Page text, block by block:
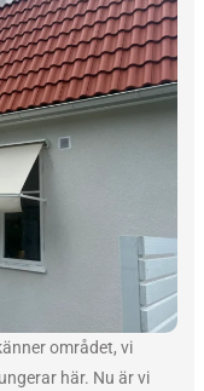
området, vi
här. Nu är vi